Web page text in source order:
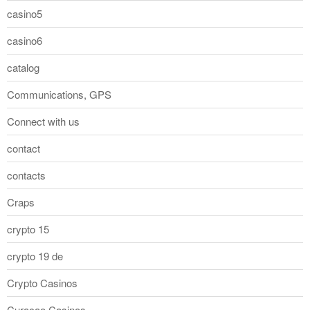
casino5
casino6
catalog
Communications, GPS
Connect with us
contact
contacts
Craps
crypto 15
crypto 19 de
Crypto Casinos